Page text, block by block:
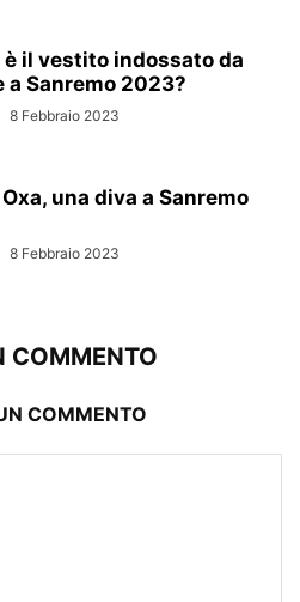
è il vestito indossato da
a Sanremo 2023?
8 Febbraio 2023
una diva a Sanremo
8 Febbraio 2023
COMMENTO
COMMENTO